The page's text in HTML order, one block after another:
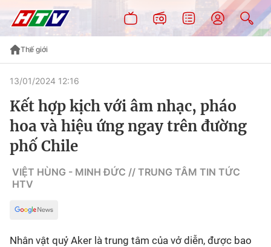
Thế giới
13/01/2024 12:16
Kết hợp kịch với âm nhạc, pháo
hoa và hiệu ứng ngay trên đường
phố Chile
VIỆT HÙNG - MINH ĐỨC // TRUNG TÂM TIN TỨC
HTV
Nhân vật quỷ Aker là trung tâm của vở diễn, được bao